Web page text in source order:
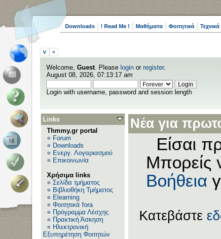
Downloads ! Read Me ! Μαθήματα Φοιτητικά
V <
Welcome, Guest. Please login or register.
August 08, 2026, 07:13:17 am
Login with username, password and session length
Links
Thmmy.gr portal
Forum
Downloads
Ενεργ. Λογαριασμού
Επικοινωνία
Χρήσιμα links
Σελίδα τμήματος
Βιβλιοθήκη Τμήματος
Elearning
Φοιτητικά fora
Πρόγραμμα Λέσχης
Πρακτική Άσκηση
Ηλεκτρονική
Εξυπηρέτηση Φοιτητών
Νέα για
Είσαι
Μπορείς
Βοήθεια
Κατεβάστε